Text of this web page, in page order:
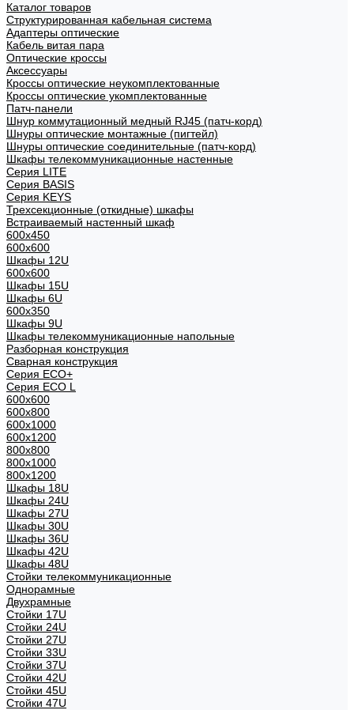
Каталог товаров
Структурированная кабельная система
Адаптеры оптические
Кабель витая пара
Оптические кроссы
Аксессуары
Кроссы оптические неукомплектованные
Кроссы оптические укомплектованные
Патч-панели
Шнур коммутационный медный RJ45 (патч-корд)
Шнуры оптические монтажные (пигтейл)
Шнуры оптические соединительные (патч-корд)
Шкафы телекоммуникационные настенные
Cерия LITE
Cерия BASIS
Cерия KEYS
Трехсекционные (откидные) шкафы
Встраиваемый настенный шкаф
600x450
600x600
Шкафы 12U
600x600
Шкафы 15U
Шкафы 6U
600x350
Шкафы 9U
Шкафы телекоммуникационные напольные
Разборная конструкция
Сварная конструкция
Серия ECO+
Серия ECO L
600x600
600x800
600х1000
600х1200
800x800
800х1000
800х1200
Шкафы 18U
Шкафы 24U
Шкафы 27U
Шкафы 30U
Шкафы 36U
Шкафы 42U
Шкафы 48U
Стойки телекоммуникационные
Однорамные
Двухрамные
Стойки 17U
Стойки 24U
Стойки 27U
Стойки 33U
Стойки 37U
Стойки 42U
Стойки 45U
Стойки 47U